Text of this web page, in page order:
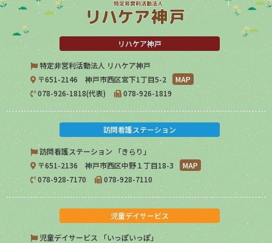
リハケア神戸
特定非営利活動法人 リハケア神戸
〒651-2146 神戸市西区宮下1丁目5-2
MAP
078-926-1818(代表)
078-926-1819
訪問看護ステーション
訪問看護ステーション 「きらり」
〒651-2136 神戸市西区中野１丁目18-3
MAP
078-928-7170
078-928-7110
児童デイサービス
児童デイサービス 「いっぽいっぽ」